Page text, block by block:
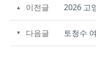
이전글
다음글 토청수